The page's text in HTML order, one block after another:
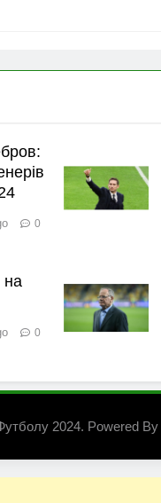
0
на
0
2024. Powered By